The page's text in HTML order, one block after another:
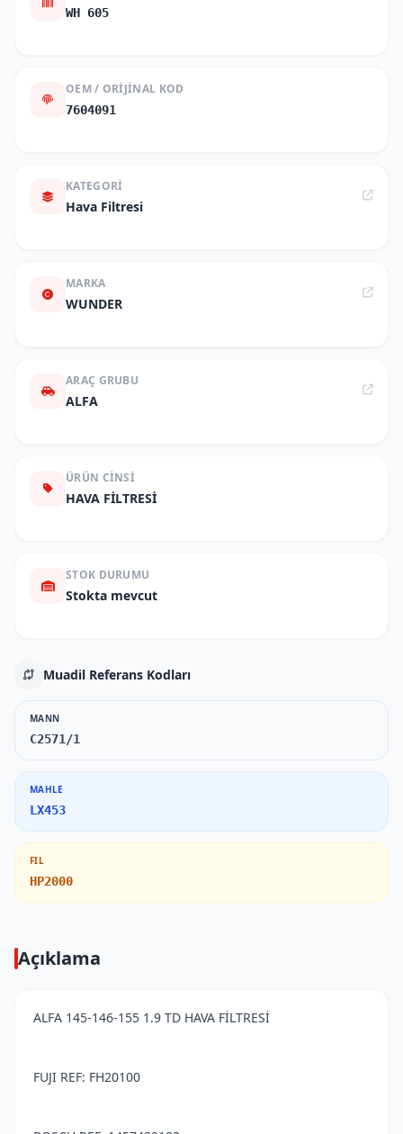
WH 605
OEM / ORIJINAL KOD
7604091
KATEGORI
Hava Filtresi
MARKA
WUNDER
ARAÇ GRUBU
ALFA
ÜRÜN CINSI
HAVA FİLTRESİ
STOK DURUMU
Stokta mevcut
Muadil Referans Kodları
MANN
C2571/1
MAHLE
LX453
FIL
HP2000
Açıklama
ALFA 145-146-155 1.9 TD HAVA FİLTRESİ
FUJI REF: FH20100